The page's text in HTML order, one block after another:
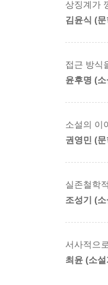
2008년
최종 심사
참여하였
예비심사
김연수 「
전성태
완결해놓
이혜경
판타지의
대상 수상
「산책하
상징계가
김윤식 (
접근 방식
윤후명 (
소설의 이
권영민 (
실존철학
조성기 (
서사적으
최윤 (소